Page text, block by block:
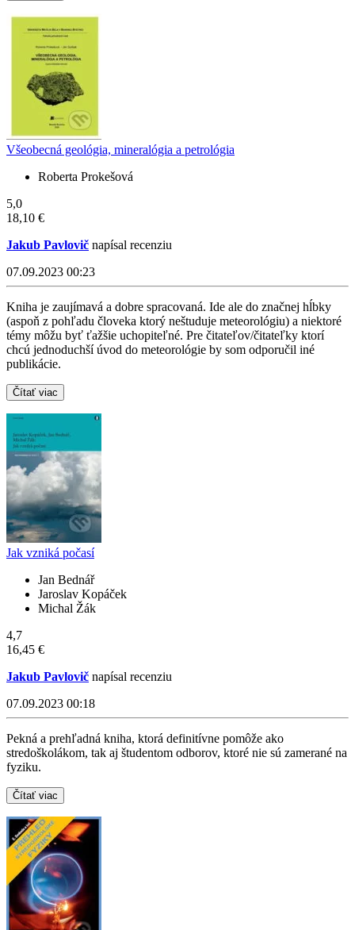
Všeobecná geológia, mineralógia a petrológia
Roberta Prokešová
5,0
18,10 €
Jakub Pavlovič napísal recenziu
07.09.2023 00:23
Kniha je zaujímavá a dobre spracovaná. Ide ale do značnej hĺbky
(aspoň z pohľadu človeka ktorý neštuduje meteorológiu) a niektoré
témy môžu byť ťažšie uchopiteľné. Pre čitateľov/čitateľky ktorí
chcú jednoduchší úvod do meteorológie by som odporučil iné
publikácie.
Čítať viac
Jak vzniká počasí
Jan Bednář
Jaroslav Kopáček
Michal Žák
4,7
16,45 €
Jakub Pavlovič napísal recenziu
07.09.2023 00:18
Pekná a prehľadná kniha, ktorá definitívne pomôže ako
stredoškolákom, tak aj študentom odborov, ktoré nie sú zamerané na
fyziku.
Čítať viac